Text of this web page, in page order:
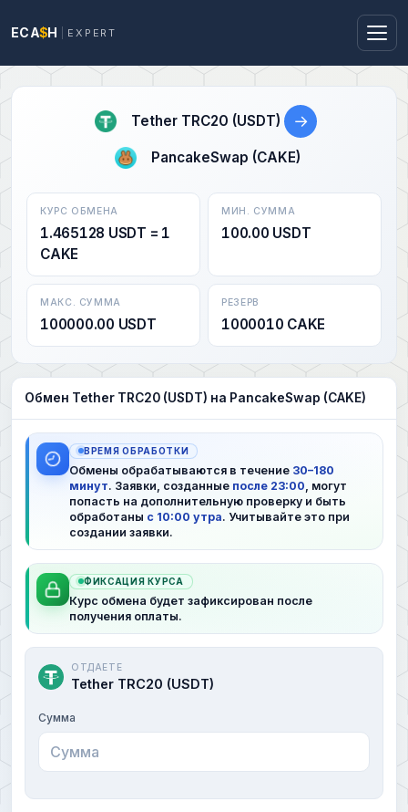
ECA$H EXPERT
Tether TRC20 (USDT) →
PancakeSwap (CAKE)
КУРС ОБМЕНА
1.465128 USDT = 1
CAKE
МИН. СУММА
100.00 USDT
МАКС. СУММА
100000.00 USDT
РЕЗЕРВ
1000010 CAKE
Обмен Tether TRC20 (USDT) на PancakeSwap (CAKE)
ВРЕМЯ ОБРАБОТКИ
Обмены обрабатываются в течение 30–180
минут. Заявки, созданные после 23:00 , могут
попасть на дополнительную проверку и быть
обработаны с 10:00 утра. Учитывайте это при
создании заявки.
ФИКСАЦИЯ КУРСА
Курс обмена будет зафиксирован после
получения оплаты.
ОТДАЕТЕ
Tether TRC20 (USDT)
Сумма